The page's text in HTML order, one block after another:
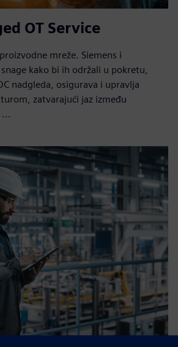
OT Service
mreže. Siemens i
snage kako bi ih održali u pokretu,
nadgleda, osigurava i upravlja
zatvarajući jaz između